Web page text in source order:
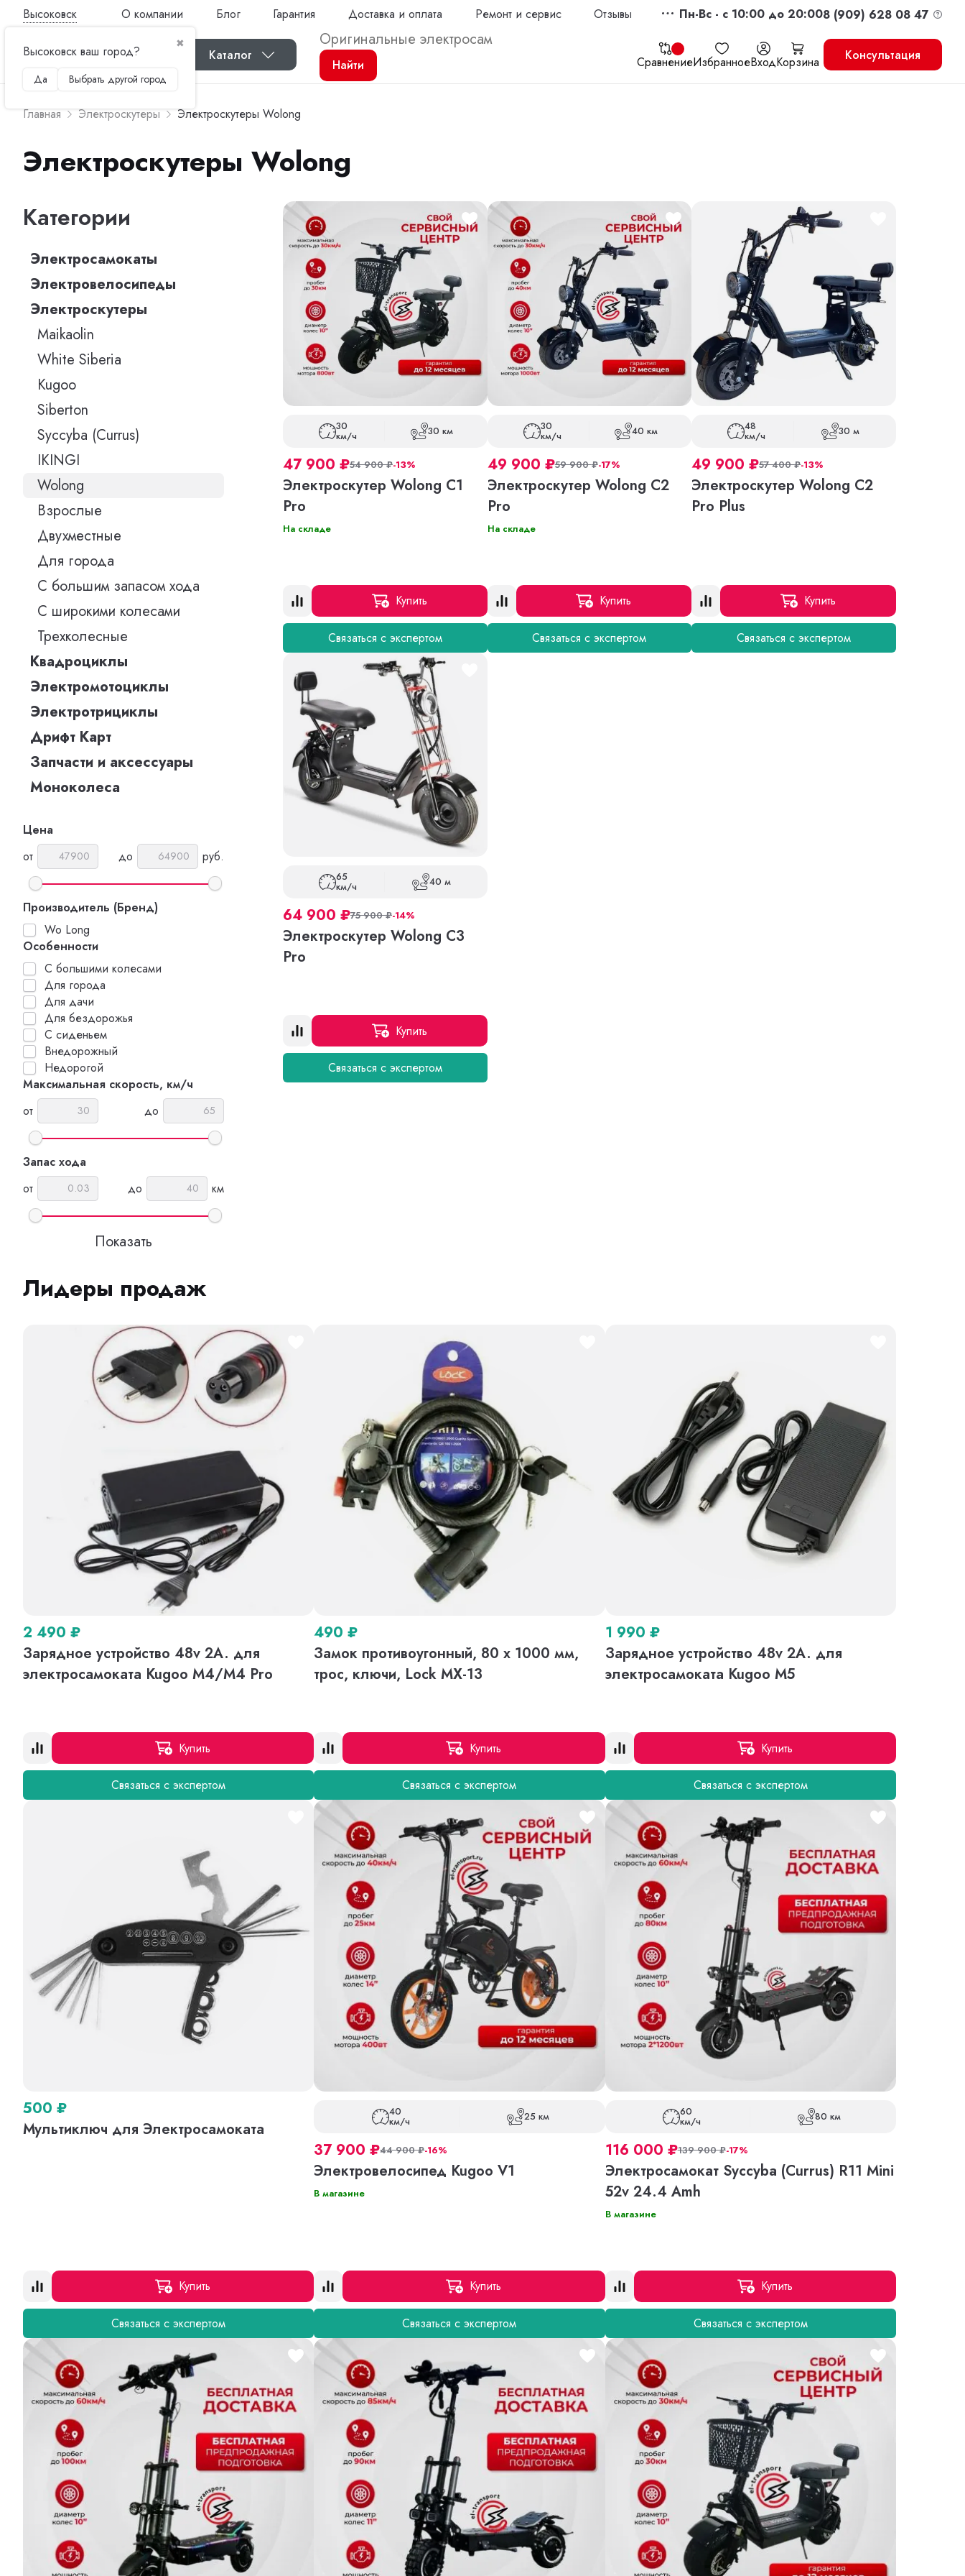
Высоковск
✖
Высоковск ваш город?
Да Выбрать другой город
О компании Блог Гарантия Доставка и оплата Ремонт и сервис Отзывы Пн-Вс - c 10:00 до 20:008 (909) 628 08 47
Каталог СравнениеИзбранноеВходКорзина
Найти
Консультация
Главная Электроскутеры Электроскутеры Wolong
Электроскутеры Wolong
Категории
Электросамокаты
Электровелосипеды
Электроскутеры
Maikaolin
White Siberia
Kugoo
Siberton
Syccyba (Currus)
IKINGI
Wolong
Взрослые
Двухместные
Для города
С большим запасом хода
С широкими колесами
Трехколесные
Квадроциклы
Электромотоциклы
Электротрициклы
Дрифт Карт
Запчасти и аксессуары
Моноколеса
Цена
от
до руб.
Производитель (Бренд)
Wo Long
Особенности
С большими колесами
Для города
Для дачи
Для бездорожья
С сиденьем
Внедорожный
Недорогой
Максимальная скорость, км/ч
от
до
Запас хода
от
до км
30
км/ч 30 км
47 900 ₽54 900₽-13%
Электроскутер Wolong C1
Pro
На складе
Купить
Связаться с экспертом
30
км/ч 40 км
49 900 ₽59 900₽-17%
Электроскутер Wolong C2
Pro
На складе
Купить
Связаться с экспертом
48
км/ч 30 м
49 900₽57 400₽-13%
Электроскутер Wolong C2
Pro Plus
Купить
Связаться с экспертом
65
км/ч 40 м
64 900 ₽75 900₽-14%
Электроскутер Wolong C3
Pro
Купить
Связаться с экспертом
Лидеры продаж
2 490 ₽
Зарядное устройство 48v 2A. для
электросамоката Kugoo M4/M4 Pro
Купить
Связаться с экспертом
490₽
Замок противоугонный, 80 х 1000 мм,
трос, ключи, Lock MX-13
Купить
Связаться с экспертом
1 990 ₽
Зарядное устройство 48v 2A. для
электросамоката Kugoo M5
Купить
Связаться с экспертом
500 ₽
Мультиключ для Электросамоката
Купить
Связаться с экспертом
40
км/ч 25 км
37 900₽44 900₽-16%
Электровелосипед Kugoo V1
В магазине
Купить
Связаться с экспертом
60
км/ч 80 км
116 000 ₽139 900₽-17%
Электросамокат Syccyba (Currus) R11 Mini
52v 24.4 Amh
В магазине
Купить
Связаться с экспертом